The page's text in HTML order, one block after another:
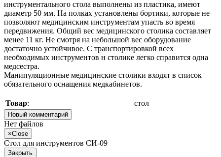
инструментального стола выполнены из пластика, имеют
диаметр 50 мм. На полках установлены бортики, которые не
позволяют медицинским инструментам упасть во время
передвижения. Общий вес медицинского столика составляет
менее 11 кг. Не смотря на небольшой вес оборудование
достаточно устойчивое. С транспортировкой всех
необходимых инструментов н столике легко справится одна
медсестра.
Манипуляционные медицинские столики входят в список
обязательного оснащения медкабинетов.
Товар: стол
Новый комментарий
Нет файлов
×Close
Стол для инструментов СИ-09
Закрыть